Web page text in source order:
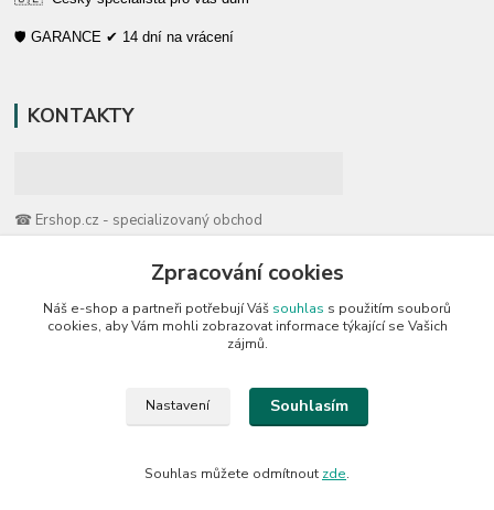
🛡️ GARANCE ✔ 14 dní na vrácení
KONTAKTY
☎ Ershop.cz - specializovaný obchod
🛡️ Zákaznická podpora
⏰ Po-Pá | 7:00 - 13:30 |
REPULSE s.r.o. | www.ershop.cz | 2015 - 2026 © všechna prava vyhrazena
Zpracování cookies
Náš e-shop a partneři potřebují Váš souhlas s použitím souborů
cookies, aby Vám mohli zobrazovat informace týkající se Vašich
zájmů.
Nastavení Souhlasím
Souhlas můžete odmítnout zde.